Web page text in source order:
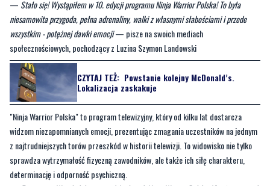
społecznościowych, pochodzący z Luzina Szymon Landowski
CZYTAJ TEŻ:Powstanie kolejny McDonald’s.
Lokalizacja zaskakuje
"Ninja Warrior Polska" to program telewizyjny, który od kilku lat dostarcza
widzom niezapomnianych emocji, prezentując zmagania uczestników na jednym
z najtrudniejszych torów przeszkód w historii telewizji. To widowisko nie tylko
sprawdza wytrzymałość fizyczną zawodników, ale także ich siłę charakteru,
determinację i odporność psychiczną.
—Zapraszam Was do kibicowania! 1 odcinek Ninja Warrior Polska 10 już we wtorek
04.03 o godzinie 20:10. Do zobaczenia w telewizji POLSAT— dodaje Landowski
Stało się! Wystąpiłem w 10 edycji programu Ninja Warrior Polska! To była